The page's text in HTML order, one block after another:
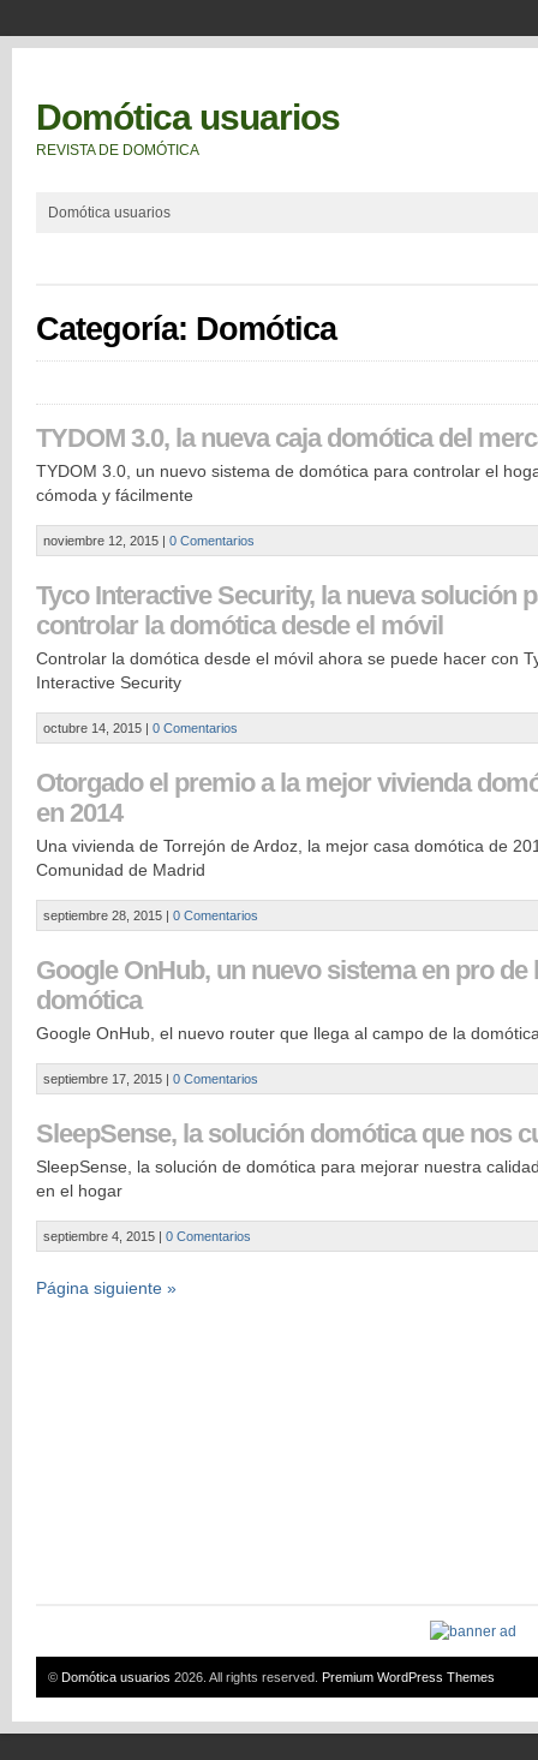
Domótica usuarios
REVISTA DE DOMÓTICA
Domótica usuarios
Categoría: Domótica
TYDOM 3.0, la nueva caja domótica del
TYDOM 3.0, un nuevo sistema de domótica para controlar el
cómoda y fácilmente
noviembre 12, 2015 | 0 Comentarios
Tyco Interactive Security, la nueva solución
controlar la domótica desde el móvil
Controlar la domótica desde el móvil ahora se puede hacer con
Interactive Security
octubre 14, 2015 | 0 Comentarios
Otorgado el premio a la mejor vivienda
en 2014
Una vivienda de Torrejón de Ardoz, la mejor casa domótica de
Comunidad de Madrid
septiembre 28, 2015 | 0 Comentarios
Google OnHub, un nuevo sistema en pro de
domótica
Google OnHub, el nuevo router que llega al campo de la
septiembre 17, 2015 | 0 Comentarios
SleepSense, la solución domótica que nos
SleepSense, la solución de domótica para mejorar nuestra
en el hogar
septiembre 4, 2015 | 0 Comentarios
Página siguiente »
© Domótica usuarios 2026. All rights reserved. Premium WordPress Themes